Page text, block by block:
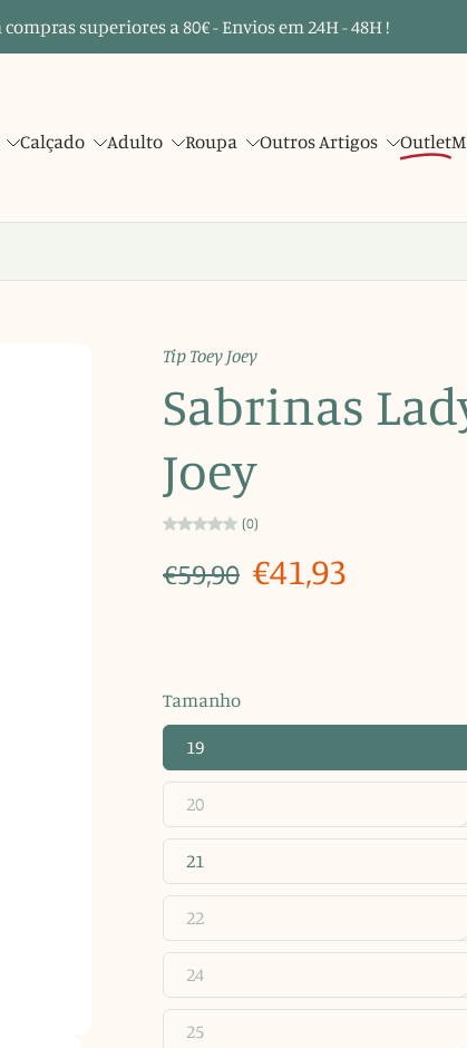
superiores a 80€ - Envios em 24H - 48H !
Calçado Adulto Roupa Outros Artigos Outlet
Tip Toey Joey
Sabrinas
Joey
(0)
€59,90 €41,93
Tamanho
19
20
21
22
24
25